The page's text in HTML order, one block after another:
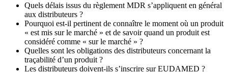
Quels délais issus du règlement MDR s’appliquent en général
aux distributeurs ?
Pourquoi est-il pertinent de connaître le moment où un produit
« est mis sur le marché » et de savoir quand un produit est
considéré comme « sur le marché » ?
Quelles sont les obligations des distributeurs concernant la
traçabilité d’un produit ?
Les distributeurs doivent-ils s’inscrire sur EUDAMED ?